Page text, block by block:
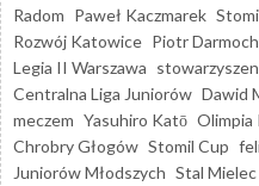
Radom Paweł Kaczmarek
Rozwój Katowice Piotr
Legia II Warszawa
Centralna Liga Juniorów Dawid
meczem Yasuhiro Katō Olimpia
Chrobry Głogów Stomil Cup
Juniorów Młodszych Stal Mielec